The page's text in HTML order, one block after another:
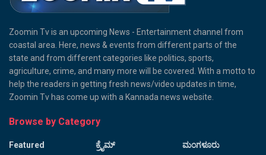
Zoomin Tv is an upcoming News - Entertainment channel from
coastal area. Here, news & events from different parts of the
state and from different categories like politics, sports,
agriculture, crime, and many more will be covered. With a motto to
help the readers in getting fresh news/video updates in time,
Zoomin Tv has come up with a Kannada news website.
Browse by Category
Featured
ಕ್ರೈಮ್ ಮಂಗಳೂರು